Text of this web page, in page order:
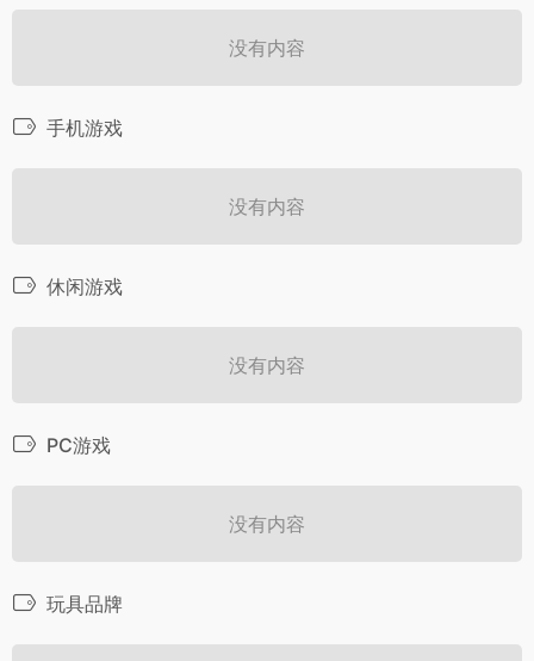
没有内容
手机游戏
没有内容
休闲游戏
没有内容
PC游戏
没有内容
玩具品牌